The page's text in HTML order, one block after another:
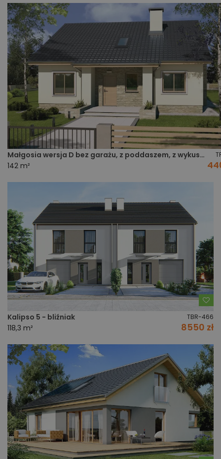
Małgosia wersja D bez garażu, z poddaszem, z wykuszem
142 m²
Kalipso 5 - bliźniak TBR-466
118,3 m² 8550 zł